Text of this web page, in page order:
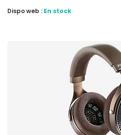
Dispo web : En stock